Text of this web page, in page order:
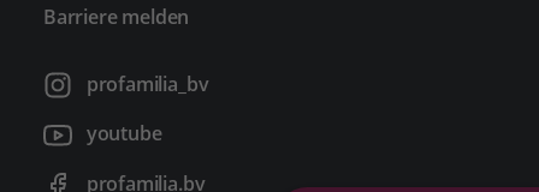
Barriere melden
profamilia_bv
youtube
profamilia.bv